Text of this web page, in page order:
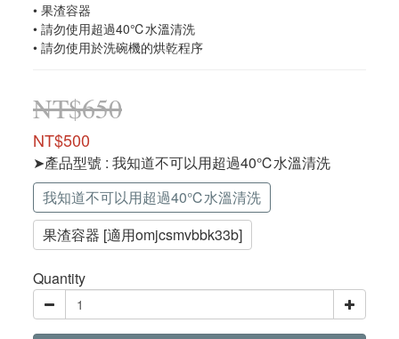
• 果渣容器
• 請勿使用超過40℃水溫清洗
• 請勿使用於洗碗機的烘乾程序
NT$650
NT$500
➤產品型號 : 我知道不可以用超過40℃水溫清洗
我知道不可以用超過40℃水溫清洗
果渣容器 [適用omjcsmvbbk33b]
Quantity